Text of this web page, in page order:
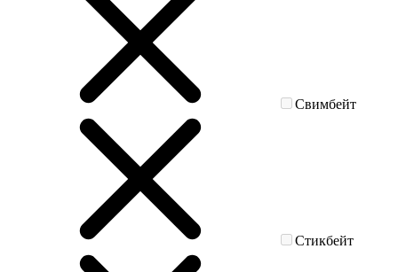
Свимбейт
Стикбейт